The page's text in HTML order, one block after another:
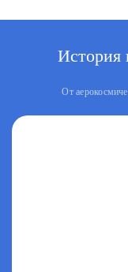
История
От